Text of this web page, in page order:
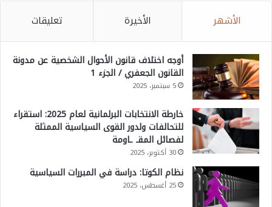
الأشهر الأخيرة تعليقات
أوجه اختلاف قانون الأحوال الشخصية عن مدونة
القانون الجعفري / الجزء 1
5 سبتمبر، 2025
خارطة الانتخابات البرلمانية لعام 2025: استقراء
للتحالفات ولدور القوى السياسية الممثلة
لفصائل المقـ ـاومة
30 أكتوبر، 2025
نظام الكوتا: دراسة في المبررات السياسية
25 أغسطس، 2025